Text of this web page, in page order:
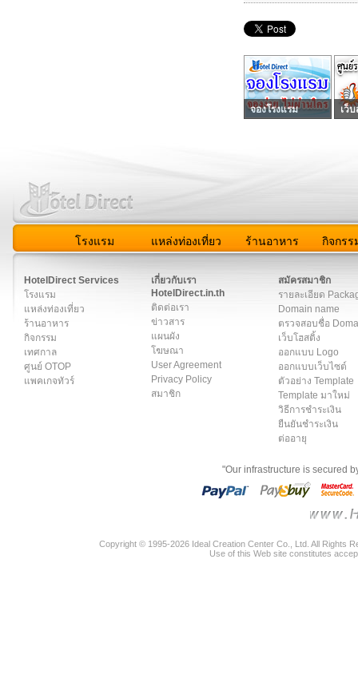
จองโรงแรม เว็
โรงแรม แหล่งท่องเที่ยว ร้านอาหาร กิจกรร
HotelDirect Services
โรงแรม
แหล่งท่องเที่ยว
ร้านอาหาร
กิจกรรม
เทศกาล
ศูนย์ OTOP
แพคเกจทัวร์
เกี่ยวกับเรา
HotelDirect.in.th
ติดต่อเรา
ข่าวสาร
แผนผัง
โฆษณา
User Agreement
Privacy Policy
สมาชิก
สมัครสมาชิก
รายละเอียด
Domain name
ตรวจสอบชื่อ
เว็บโฮสติ้ง
ออกแบบ Logo
ออกแบบเว็บไซต์
ตัวอย่าง Template
Template มาใหม่
วิธีการชำระเงิน
ยืนยันชำระเงิน
ต่ออายุ
"Our infrastructure is secured
Copyright © 1995-2026 Ideal Creation Center Co., Ltd. All Rights
Use of this Web site constitutes